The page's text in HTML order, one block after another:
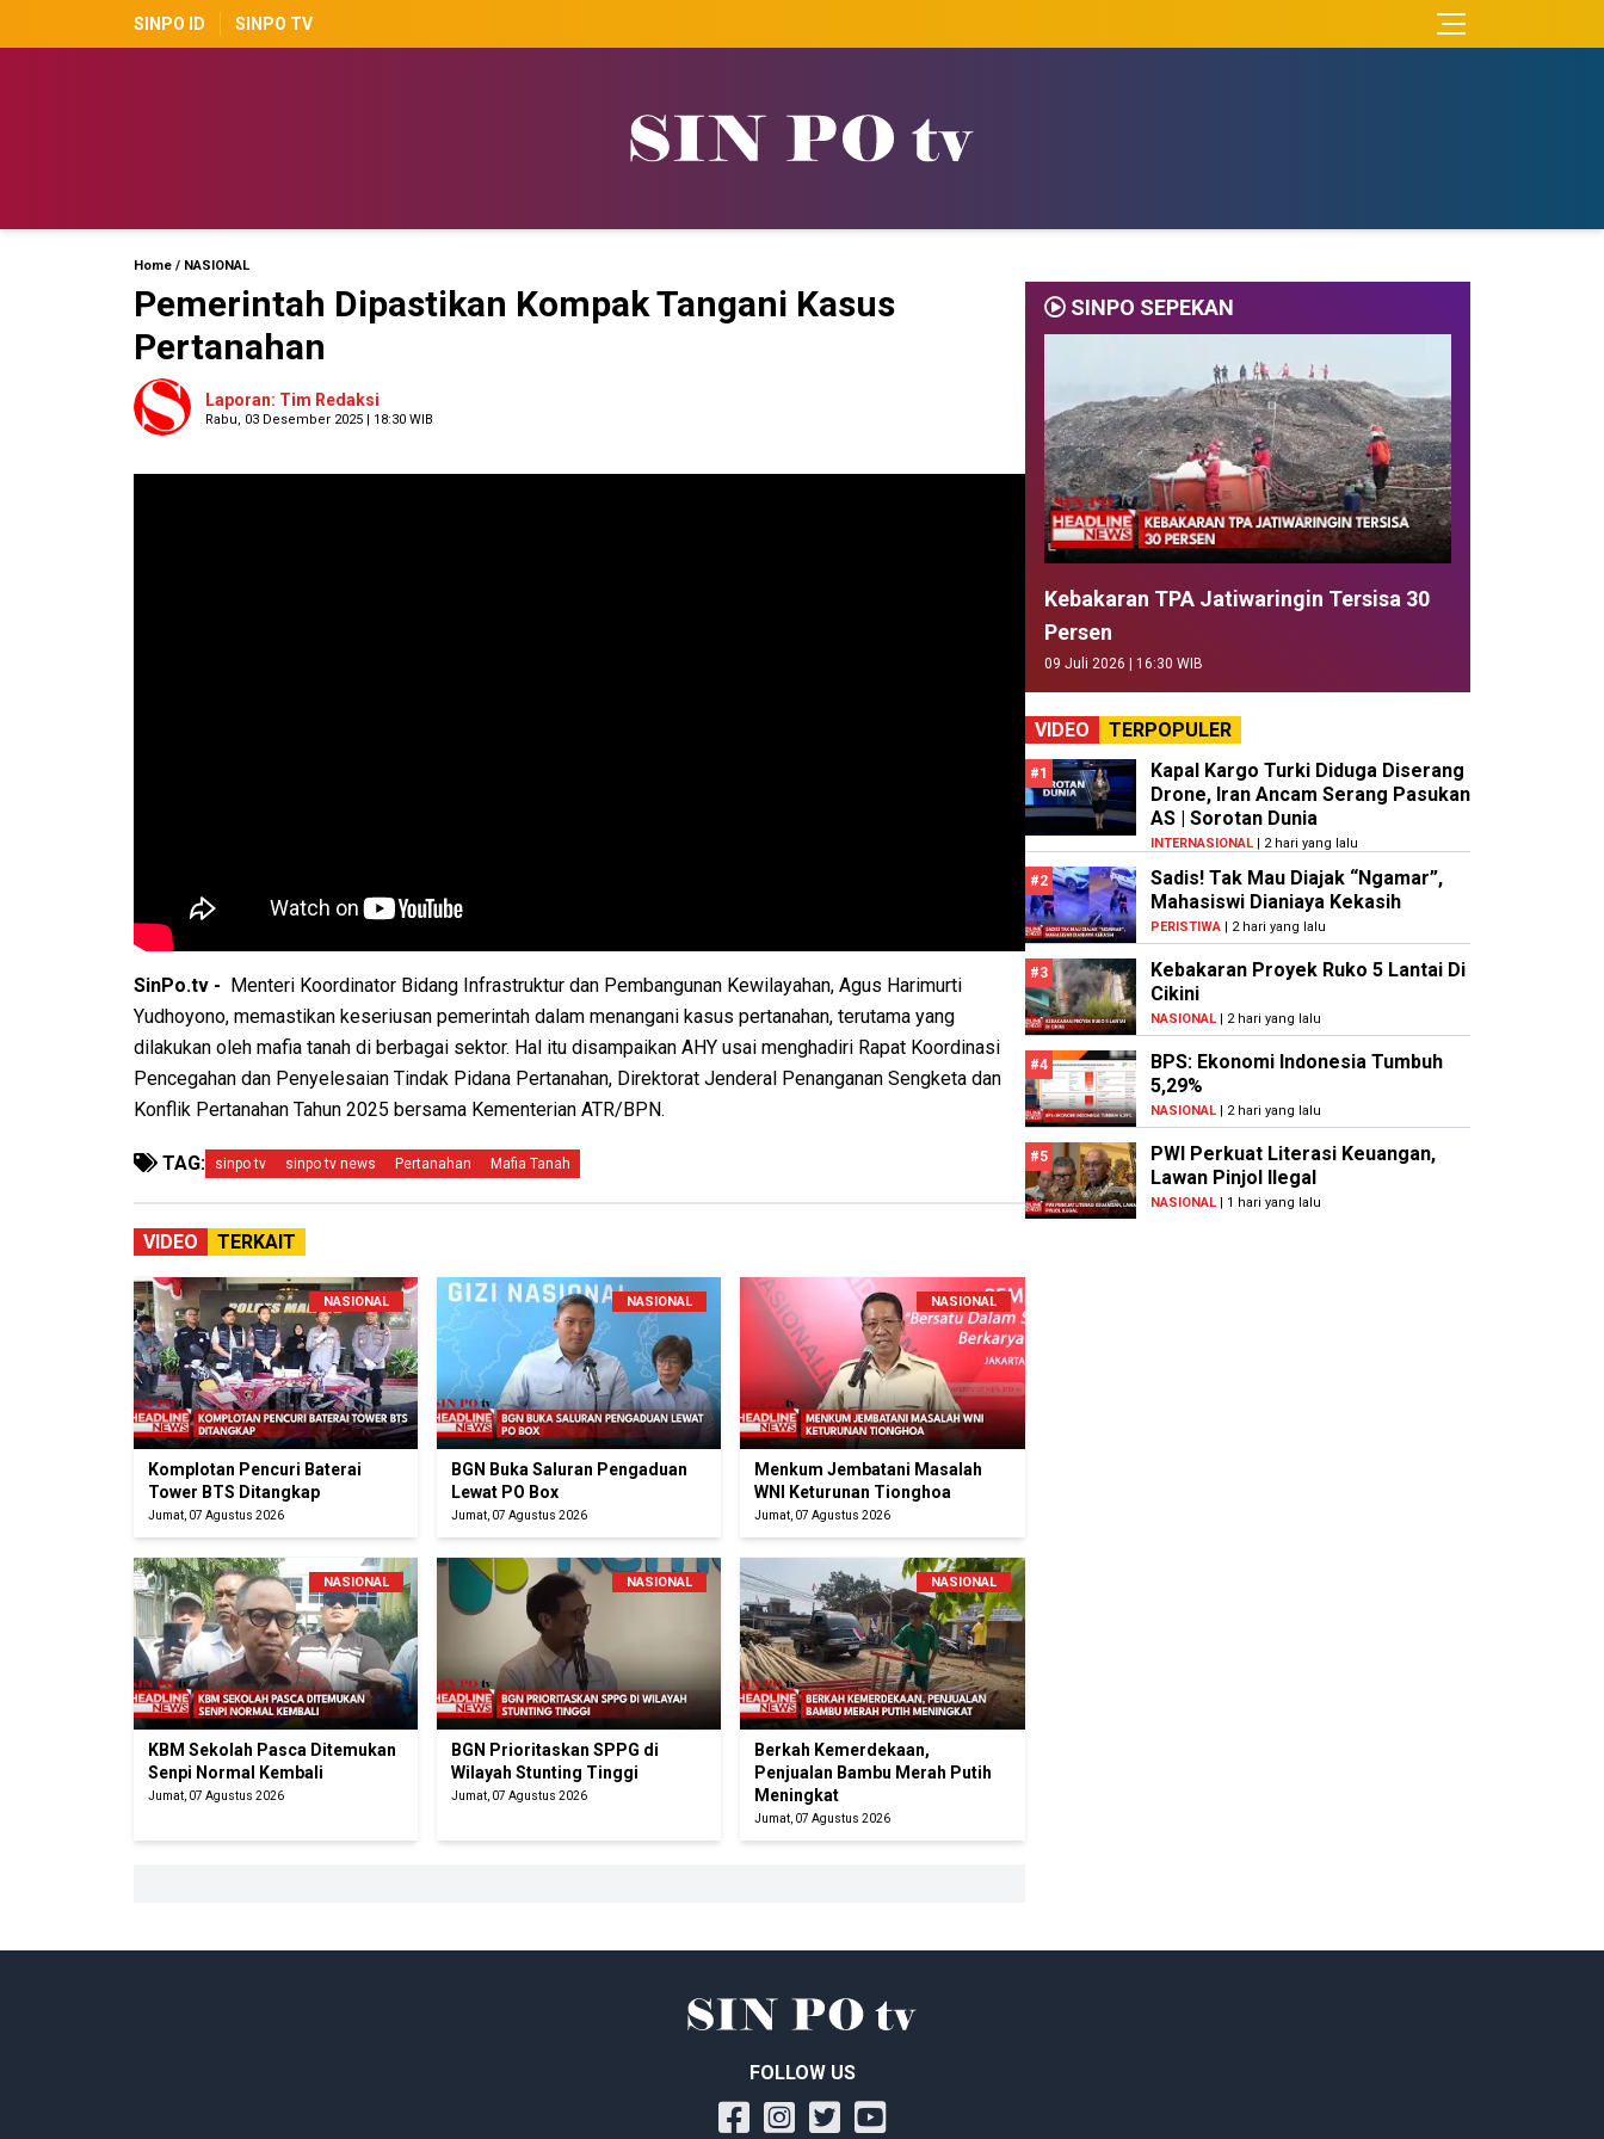
SINPO ID SINPO TV
Home / NASIONAL
Pemerintah Dipastikan Kompak Tangani Kasus
Pertanahan
Laporan: Tim Redaksi
Rabu, 03 Desember 2025 | 18:30 WIB
SinPo.tv -
Menteri Koordinator Bidang Infrastruktur dan Pembangunan Kewilayahan, Agus Harimurti
Yudhoyono, memastikan keseriusan pemerintah dalam menangani kasus pertanahan, terutama yang
dilakukan oleh mafia tanah di berbagai sektor. Hal itu disampaikan AHY usai menghadiri Rapat Koordinasi
Pencegahan dan Penyelesaian Tindak Pidana Pertanahan, Direktorat Jenderal Penanganan Sengketa dan
Konflik Pertanahan Tahun 2025 bersama Kementerian ATR/BPN.
TAG: sinpo tv sinpo tv news Pertanahan Mafia Tanah
VIDEO TERKAIT
NASIONAL
Komplotan Pencuri Baterai
Tower BTS Ditangkap
Jumat, 07 Agustus 2026
NASIONAL
BGN Buka Saluran Pengaduan
Lewat PO Box
Jumat, 07 Agustus 2026
NASIONAL
Menkum Jembatani Masalah
WNI Keturunan Tionghoa
Jumat, 07 Agustus 2026
NASIONAL
KBM Sekolah Pasca Ditemukan
Senpi Normal Kembali
Jumat, 07 Agustus 2026
NASIONAL
BGN Prioritaskan SPPG di
Wilayah Stunting Tinggi
Jumat, 07 Agustus 2026
NASIONAL
Berkah Kemerdekaan,
Penjualan Bambu Merah Putih
Meningkat
Jumat, 07 Agustus 2026
SINPO SEPEKAN
Kebakaran TPA Jatiwaringin Tersisa 30
Persen
09 Juli 2026 | 16:30 WIB
VIDEO TERPOPULER
#1
Kapal Kargo Turki Diduga Diserang
Drone, Iran Ancam Serang Pasukan
AS | Sorotan Dunia
INTERNASIONAL| 2 hari yang lalu
#2
Sadis! Tak Mau Diajak “Ngamar”,
Mahasiswi Dianiaya Kekasih
PERISTIWA| 2 hari yang lalu
#3
Kebakaran Proyek Ruko 5 Lantai Di
Cikini
NASIONAL| 2 hari yang lalu
#4
BPS: Ekonomi Indonesia Tumbuh
5,29%
NASIONAL| 2 hari yang lalu
#5
PWI Perkuat Literasi Keuangan,
Lawan Pinjol Ilegal
NASIONAL| 1 hari yang lalu
FOLLOW US